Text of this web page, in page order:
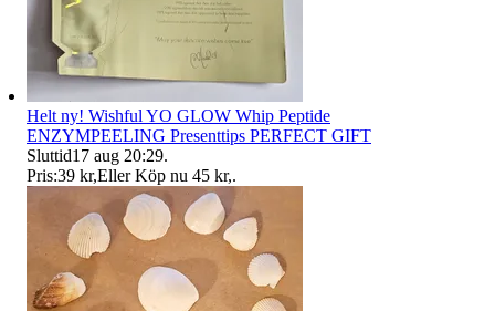
Helt ny! Wishful YO GLOW Whip Peptide
ENZYMPEELING Presenttips PERFECT GIFT
Sluttid17 aug 20:29.
Pris:39 kr,Eller Köp nu 45 kr,.